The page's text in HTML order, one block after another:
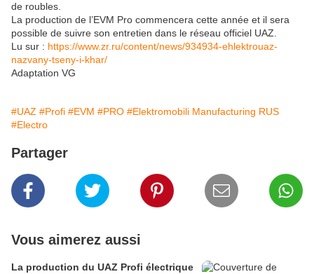
de roubles.
La production de l’EVM Pro commencera cette année et il sera
possible de suivre son entretien dans le réseau officiel UAZ.
Lu sur : https://www.zr.ru/content/news/934934-ehlektrouaz-
nazvany-tseny-i-khar/
Adaptation VG
#UAZ #Profi #EVM #PRO #Elektromobili Manufacturing RUS
#Electro
Partager
Vous aimerez aussi
La production du UAZ Profi électrique